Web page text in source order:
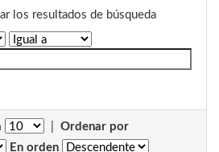
los resultados de búsqueda
Ordenar por
En orden